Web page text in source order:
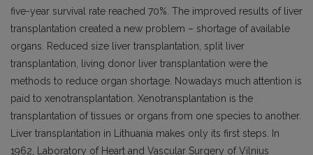
five-year survival rate reached 70%. The improved results of liver
transplantation created a new problem – shortage of available
organs. Reduced size liver transplantation, split liver
transplantation, living donor liver transplantation were the
methods to reduce organ shortage. Nowadays much attention is
paid to xenotransplantation. Xenotransplantation is the
transplantation of tissues or organs from one species to another.
Liver transplantation in Lithuania makes only its first steps. In
1962, Laboratory of Heart and Vascular Surgery of Vilnius